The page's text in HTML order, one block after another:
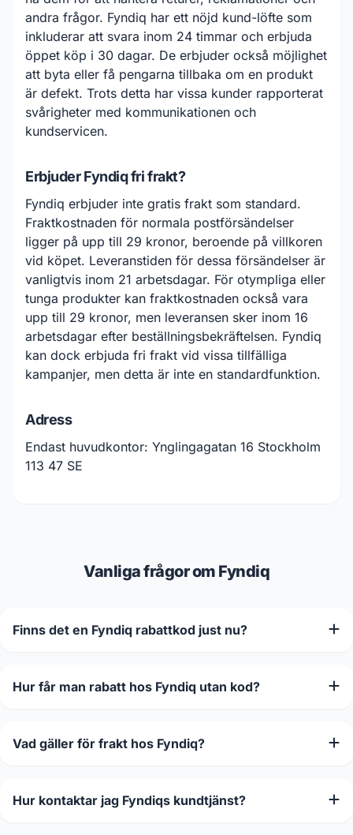
andra frågor. Fyndiq har ett nöjd kund-löfte som
inkluderar att svara inom 24 timmar och erbjuda
öppet köp i 30 dagar. De erbjuder också möjlighet
att byta eller få pengarna tillbaka om en produkt
är defekt. Trots detta har vissa kunder rapporterat
svårigheter med kommunikationen och
kundservicen.
Erbjuder Fyndiq fri frakt?
Fyndiq erbjuder inte gratis frakt som standard.
Fraktkostnaden för normala postförsändelser
ligger på upp till 29 kronor, beroende på villkoren
vid köpet. Leveranstiden för dessa försändelser är
vanligtvis inom 21 arbetsdagar. För otympliga eller
tunga produkter kan fraktkostnaden också vara
upp till 29 kronor, men leveransen sker inom 16
arbetsdagar efter beställningsbekräftelsen. Fyndiq
kan dock erbjuda fri frakt vid vissa tillfälliga
kampanjer, men detta är inte en standardfunktion.
Adress
Endast huvudkontor: Ynglingagatan 16 Stockholm
113 47 SE
Vanliga frågor om Fyndiq
Finns det en Fyndiq rabattkod just nu?
Hur får man rabatt hos Fyndiq utan kod?
Vad gäller för frakt hos Fyndiq?
Hur kontaktar jag Fyndiqs kundtjänst?